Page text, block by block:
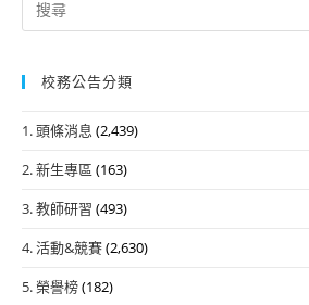
for:
校務公告分類
1. 頭條消息 (2,439)
2. 新生專區 (163)
3. 教師研習 (493)
4. 活動&競賽(2,630)
5. 榮譽榜(182)